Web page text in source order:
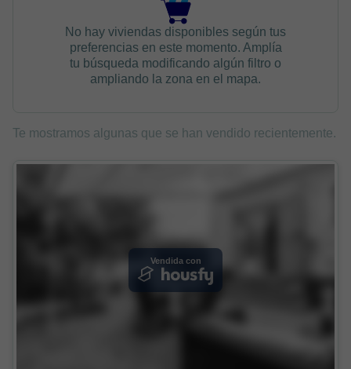
No hay viviendas disponibles según tus
preferencias en este momento. Amplía
tu búsqueda modificando algún filtro o
ampliando la zona en el mapa.
Te mostramos algunas que se han vendido recientemente.
Vendida con